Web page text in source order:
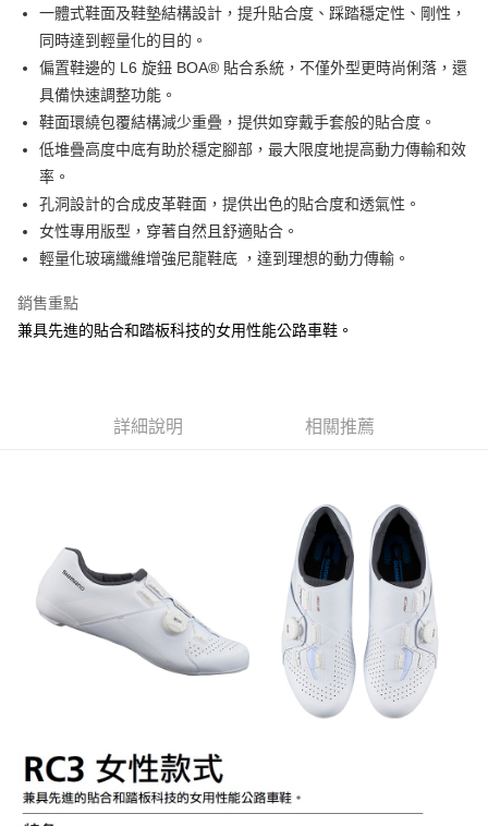
付款後門市自取
免運費
一體式鞋面及鞋墊結構設計，提升貼合度、踩踏穩定性、剛性，
同時達到輕量化的目的。
偏置鞋邊的 L6 旋鈕 BOA® 貼合系統，不僅外型更時尚俐落，還
具備快速調整功能。
鞋面環繞包覆結構減少重疊，提供如穿戴手套般的貼合度。
低堆疊高度中底有助於穩定腳部，最大限度地提高動力傳輸和效
率。
孔洞設計的合成皮革鞋面，提供出色的貼合度和透氣性。
女性專用版型，穿著自然且舒適貼合。
輕量化玻璃纖維增強尼龍鞋底 ，達到理想的動力傳輸。
銷售重點
兼具先進的貼合和踏板科技的女用性能公路車鞋。
詳細說明 相關推薦